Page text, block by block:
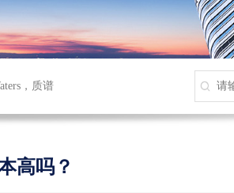
， 质谱
高吗？